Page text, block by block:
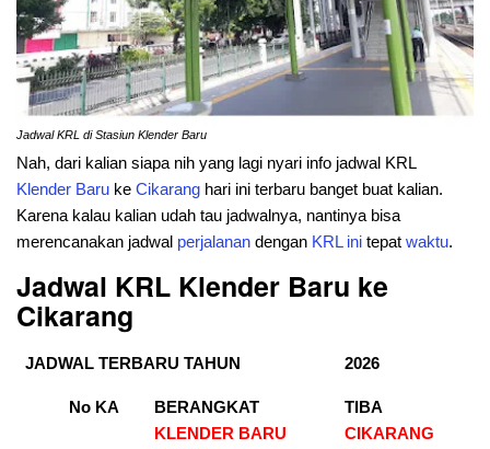
Jadwal KRL di Stasiun Klender Baru
Nah, dari kalian siapa nih yang lagi nyari info jadwal KRL
Klender Baru ke Cikarang hari ini terbaru banget buat kalian.
Karena kalau kalian udah tau jadwalnya, nantinya bisa
merencanakan jadwal perjalanan dengan KRL ini tepat waktu.
Jadwal KRL Klender Baru ke
Cikarang
JADWAL TERBARU TAHUN 2026
No KA
BERANGKAT
KLENDER BARU
TIBA
CIKARANG